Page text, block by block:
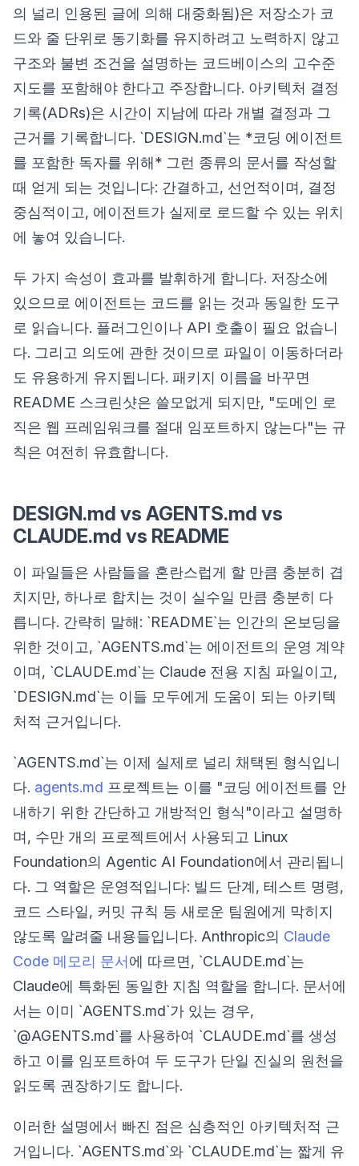
의 널리 인용된 글에 의해 대중화됨)은 저장소가 코
드와 줄 단위로 동기화를 유지하려고 노력하지 않고
구조와 불변 조건을 설명하는 코드베이스의 고수준
지도를 포함해야 한다고 주장합니다. 아키텍처 결정
기록(ADRs)은 시간이 지남에 따라 개별 결정과 그
근거를 기록합니다. `DESIGN.md`는 *코딩 에이전트
를 포함한 독자를 위해* 그런 종류의 문서를 작성할
때 얻게 되는 것입니다: 간결하고, 선언적이며, 결정
중심적이고, 에이전트가 실제로 로드할 수 있는 위치
에 놓여 있습니다.
두 가지 속성이 효과를 발휘하게 합니다. 저장소에
있으므로 에이전트는 코드를 읽는 것과 동일한 도구
로 읽습니다. 플러그인이나 API 호출이 필요 없습니
다. 그리고 의도에 관한 것이므로 파일이 이동하더라
도 유용하게 유지됩니다. 패키지 이름을 바꾸면
README 스크린샷은 쓸모없게 되지만, "도메인 로
직은 웹 프레임워크를 절대 임포트하지 않는다"는 규
칙은 여전히 유효합니다.
DESIGN.md vs AGENTS.md vs
CLAUDE.md vs README
이 파일들은 사람들을 혼란스럽게 할 만큼 충분히 겹
치지만, 하나로 합치는 것이 실수일 만큼 충분히 다
릅니다. 간략히 말해: `README`는 인간의 온보딩을
위한 것이고, `AGENTS.md`는 에이전트의 운영 계약
이며, `CLAUDE.md`는 Claude 전용 지침 파일이고,
`DESIGN.md`는 이들 모두에게 도움이 되는 아키텍
처적 근거입니다.
`AGENTS.md`는 이제 실제로 널리 채택된 형식입니
다. agents.md 프로젝트는 이를 "코딩 에이전트를 안
내하기 위한 간단하고 개방적인 형식"이라고 설명하
며, 수만 개의 프로젝트에서 사용되고 Linux
Foundation의 Agentic AI Foundation에서 관리됩니
다. 그 역할은 운영적입니다: 빌드 단계, 테스트 명령,
코드 스타일, 커밋 규칙 등 새로운 팀원에게 막히지
않도록 알려줄 내용들입니다. Anthropic의 Claude
Code 메모리 문서에 따르면, `CLAUDE.md`는
Claude에 특화된 동일한 지침 역할을 합니다. 문서에
서는 이미 `AGENTS.md`가 있는 경우,
`@AGENTS.md`를 사용하여 `CLAUDE.md`를 생성
하고 이를 임포트하여 두 도구가 단일 진실의 원천을
읽도록 권장하기도 합니다.
이러한 설명에서 빠진 점은 심층적인 아키텍처적 근
거입니다. `AGENTS.md`와 `CLAUDE.md`는 짧게 유